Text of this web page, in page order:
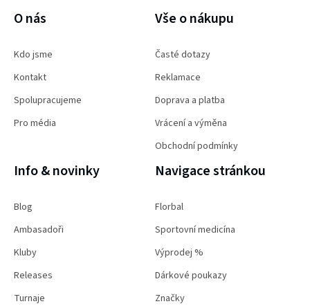
O nás
Kdo jsme
Kontakt
Spolupracujeme
Pro média
Vše o nákupu
Časté dotazy
Reklamace
Doprava a platba
Vrácení a výměna
Obchodní podmínky
Info & novinky
Blog
Ambasadoři
Kluby
Releases
Turnaje
Navigace stránkou
Florbal
Sportovní medicína
Výprodej %
Dárkové poukazy
Značky